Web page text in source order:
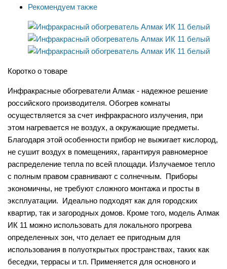
Рекомендуем также
Коротко о товаре
Инфракрасные обогреватели Алмак - надежное решение
российского производителя. Обогрев комнаты
осуществляется за счет инфракрасного излучения, при
этом нагревается не воздух, а окружающие предметы.
Благодаря этой особенности прибор не выжигает кислород,
не сушит воздух в помещениях, гарантируя равномерное
распределение тепла по всей площади. Излучаемое тепло
с полным правом сравнивают с солнечным. Приборы
экономичны, не требуют сложного монтажа и просты в
эксплуатации. Идеально подходят как для городских
квартир, так и загородных домов. Кроме того, модель Алмак
ИК 11 можно использовать для локального прогрева
определенных зон, что делает ее пригодным для
использования в полуоткрытых пространствах, таких как
беседки, террасы и т.п. Применяется для основного и